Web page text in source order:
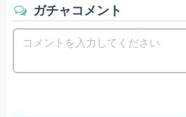
ガチャコメント